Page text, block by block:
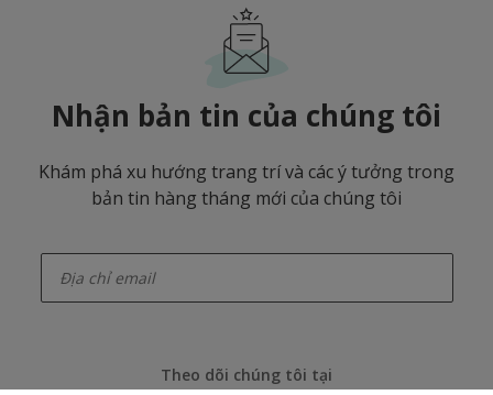
Nhận bản tin của chúng tôi
Khám phá xu hướng trang trí và các ý tưởng trong
bản tin hàng tháng mới của chúng tôi
Theo dõi chúng tôi tại